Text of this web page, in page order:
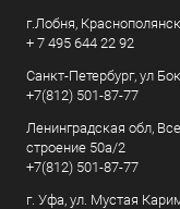
г.Лобня,
+ 7 495 644 22 92
Санкт-Петербург, ул
+7(812) 501-87-77
Ленинградская обл,
строение 50а/2
+7(812) 501-87-77
г. Уфа, ул. Мустая